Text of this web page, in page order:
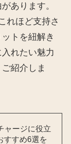
あります。
れほど支持さ
トを紐解き
れたい魅力
紹介しま
ャージに役立
すすめ6選を